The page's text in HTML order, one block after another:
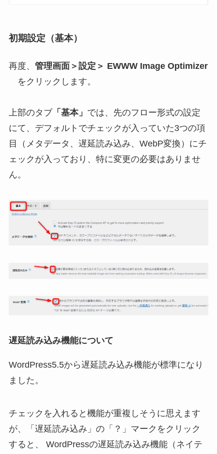
初期設定（基本）
再度、 管理画面＞設定＞ EWWW Image Optimizer
をクリックします。
上部のタブ 「基本」 では、先のフロー形式の設定
にて、デフォルトでチェックが入っていた3つの項
目（メタデータ、遅延読み込み、WebP変換）にチ
ェックが入っており、特に変更の必要はありませ
ん。
遅延読み込み機能について
WordPress5.5から遅延読み込み機能が標準になり
ました。
チェックを入れると機能が重複しそうに思えます
が、「遅延読み込み」の「？」マークをクリック
すると、 WordPressの遅延読み込み機能（ネイテ